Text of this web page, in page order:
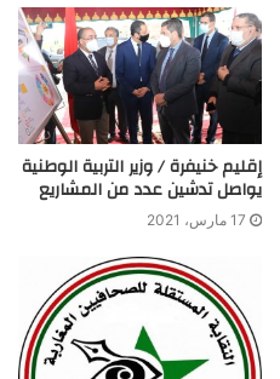
إقليم خنيفرة / وزير التربية الوطنية
يواصل تدشين عدد من المشاريع
17 مارس، 2021